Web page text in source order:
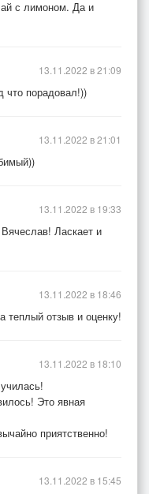
с лимоном. Да и
порадовал!))
13.11.2022 в 21:09
13.11.2022 в 21:01
Ласкает и
13.11.2022 в 19:33
теплый отзыв и оценку!
13.11.2022 в 18:46
Это явная
приятственно!
13.11.2022 в 18:10
13.11.2022 в 15:45